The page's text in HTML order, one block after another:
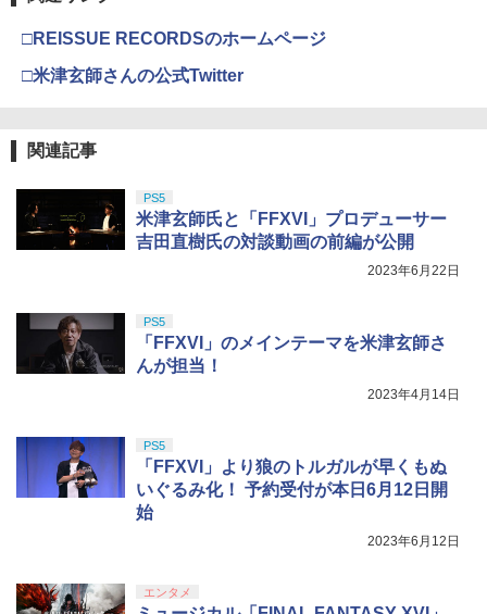
□REISSUE RECORDSのホームページ
□米津玄師さんの公式Twitter
関連記事
PS5
米津玄師氏と「FFXVI」プロデューサー
吉田直樹氏の対談動画の前編が公開
2023年6月22日
PS5
「FFXVI」のメインテーマを米津玄師さ
んが担当！
2023年4月14日
PS5
「FFXVI」より狼のトルガルが早くもぬ
いぐるみ化！ 予約受付が本日6月12日開
始
2023年6月12日
エンタメ